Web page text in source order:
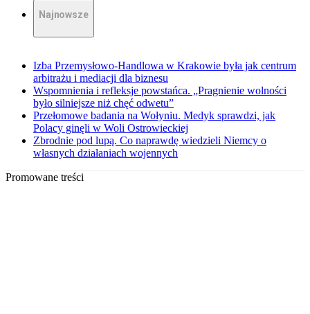
Najnowsze
Izba Przemysłowo-Handlowa w Krakowie była jak centrum
arbitrażu i mediacji dla biznesu
Wspomnienia i refleksje powstańca. „Pragnienie wolności
było silniejsze niż chęć odwetu”
Przełomowe badania na Wołyniu. Medyk sprawdzi, jak
Polacy ginęli w Woli Ostrowieckiej
Zbrodnie pod lupą. Co naprawdę wiedzieli Niemcy o
własnych działaniach wojennych
Promowane treści